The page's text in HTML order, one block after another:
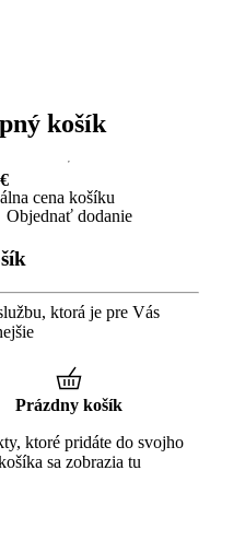
košík
€Aktuálna cena košíku
cena košíku
Objednať dodanie
ktorá je pre Vás
Prázdny košík
ktoré pridáte do svojho
sa zobrazia tu